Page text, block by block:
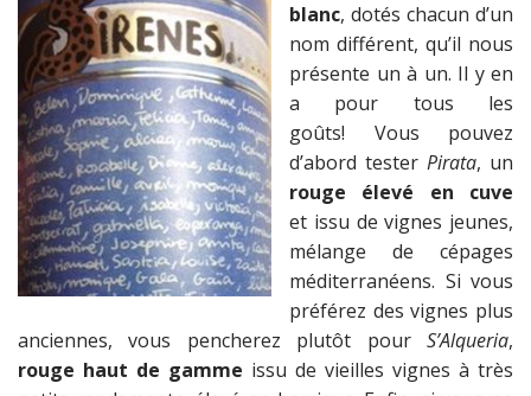
blanc, dotés chacun d’un
nom différent, qu’il nous
présente un à un. Il y en
a pour tous les
goûts! Vous pouvez
d’abord tester Pirata, un
rouge élevé en cuve
et issu de vignes jeunes,
mélange de cépages
méditerranéens. Si vous
préférez des vignes plus
anciennes, vous pencherez plutôt pour S’Alqueria,
rouge haut de gamme issu de vieilles vignes à très